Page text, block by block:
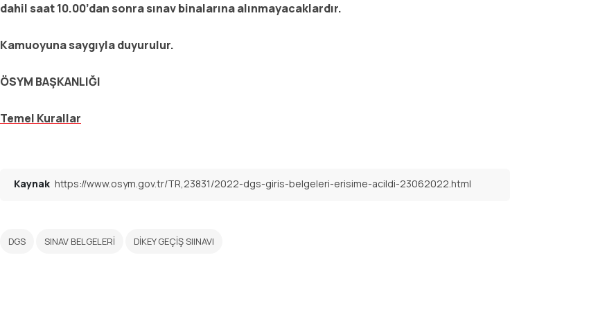
dahil saat 10.00’dan sonra sınav binalarına alınmayacaklardır.
Kamuoyuna saygıyla duyurulur.
ÖSYM BAŞKANLIĞI
Temel Kurallar
Kaynak https://www.osym.gov.tr/TR,23831/2022-dgs-giris-belgeleri-erisime-acildi-23062022.html
DGS SINAV BELGELERİ DİKEY GEÇİŞ SIINAVI